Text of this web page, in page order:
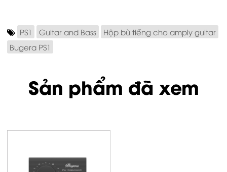
PS1 Guitar and Bass
Hộp bù tiếng cho amply guitar
Bugera PS1
Sản phẩm đã xem